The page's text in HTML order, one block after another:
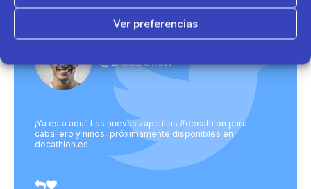
Ver preferencias
@Decathlon
¡Ya esta aquí! Las nuevas zapatillas #decathlon para
caballero y niños, próximamente disponibles en
decathlon.es